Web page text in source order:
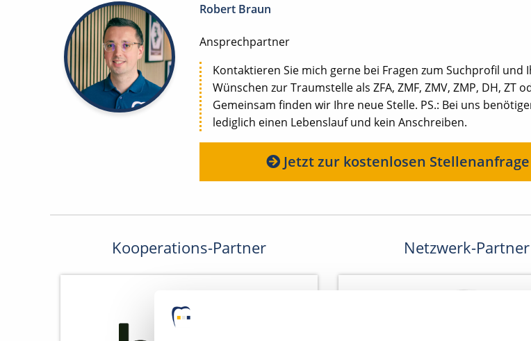
Robert Braun
Ansprechpartner
Kontaktieren Sie mich gerne bei Fragen zum Suchprofil und
Wünschen zur Traumstelle als ZFA, ZMF, ZMV, ZMP, DH, ZT
Gemeinsam finden wir Ihre neue Stelle. PS.: Bei uns
lediglich einen Lebenslauf und kein Anschreiben.
Jetzt zur kostenlosen Stellenanfrage
Kooperations-Partner Netzwerk-Partner